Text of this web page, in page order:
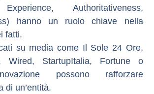
Authoritativeness,
hanno un ruolo chiave nella
fatti.
su media come Il Sole 24 Ore,
Wired, StartupItalia, Fortuneo
possono rafforzare
di un’entità.